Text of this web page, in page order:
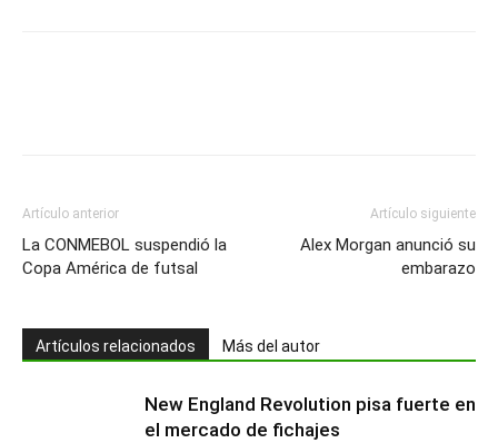
Artículo anterior
La CONMEBOL suspendió la
Copa América de futsal
Artículo siguiente
Alex Morgan anunció su
embarazo
Artículos relacionados Más del autor
New England Revolution pisa fuerte en
el mercado de fichajes